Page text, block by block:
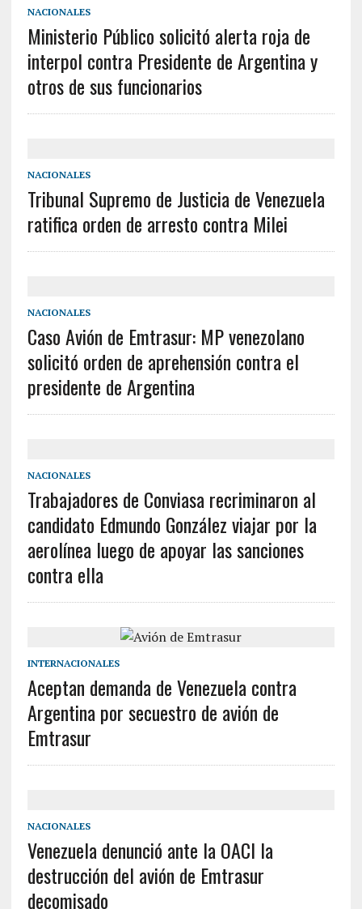
NACIONALES
Ministerio Público solicitó alerta roja de
interpol contra Presidente de Argentina y
otros de sus funcionarios
NACIONALES
Tribunal Supremo de Justicia de Venezuela
ratifica orden de arresto contra Milei
NACIONALES
Caso Avión de Emtrasur: MP venezolano
solicitó orden de aprehensión contra el
presidente de Argentina
NACIONALES
Trabajadores de Conviasa recriminaron al
candidato Edmundo González viajar por la
aerolínea luego de apoyar las sanciones
contra ella
INTERNACIONALES
Aceptan demanda de Venezuela contra
Argentina por secuestro de avión de
Emtrasur
NACIONALES
Venezuela denunció ante la OACI la
destrucción del avión de Emtrasur
decomisado